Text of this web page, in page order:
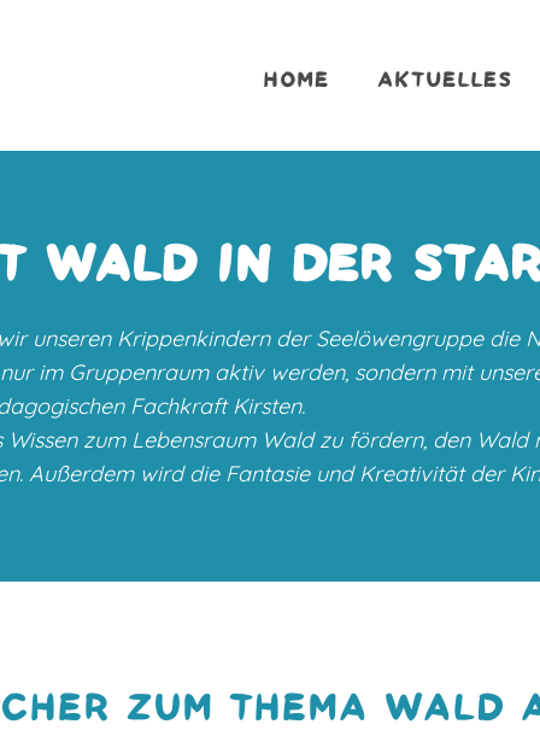
HOME AKTUELLES
WALD IN DER
unseren Krippenkindern der Seelöwengruppe
im Gruppenraum aktiv werden, sondern mit
Fachkraft Kirsten.
zum Lebensraum Wald zu fördern, den
Außerdem wird die Fantasie und Kreativität der
ZUM THEMA WALD